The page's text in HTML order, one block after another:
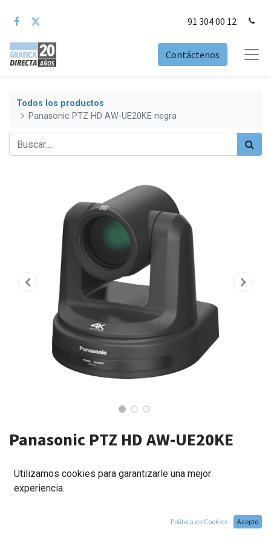
91 304 00 12
Contáctenos
Todos los productos
Panasonic PTZ HD AW-UE20KE negra
Panasonic PTZ HD AW-UE20KE
2.095,00€
Utilizamos cookies para garantizarle una mejor
experiencia.
Política de Cookies Acepto